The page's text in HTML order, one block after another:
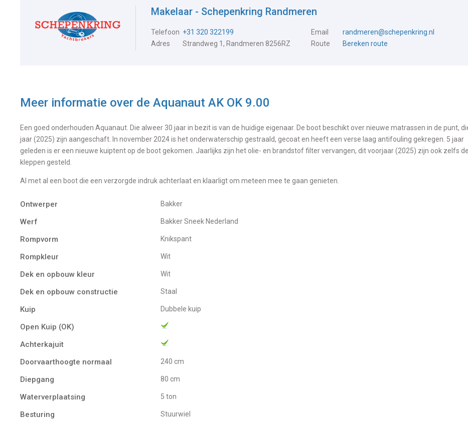
Makelaar - Schepenkring Randmeren
Telefoon +31 320 322199 Email
randmeren@schepenkring.nl
Adres
Strandweg 1, Randmeren 8256RZ Route Bereken route
Meer informatie over de Aquanaut AK OK 9.00
Een goed onderhouden Aquanaut. Die alweer 30 jaar in bezit is van de huidige eigenaar. De boot beschikt over nieuwe matrassen in de punt,
jaar (2025) zijn aangeschaft. In november 2024 is het onderwaterschip gestraald, gecoat en heeft een verse laag antifouling gekregen. 5 jaar
geleden is er een nieuwe kuiptent op de boot gekomen. Jaarlijks zijn het olie- en brandstof filter vervangen, dit voorjaar (2025) zijn ook zelfs de
kleppen gesteld.
Al met al een boot die een verzorgde indruk achterlaat en klaarligt om meteen mee te gaan genieten.
Ontwerper Bakker
Werf Bakker Sneek Nederland
Rompvorm Knikspant
Rompkleur Wit
Dek en opbouw kleur Wit
Dek en opbouw constructie Staal
Kuip Dubbele kuip
Open Kuip (OK)
Achterkajuit
Doorvaarthoogte normaal
240 cm
Diepgang 80 cm
Waterverplaatsing 5 ton
Besturing Stuurwiel